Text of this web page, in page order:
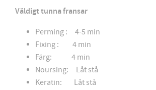
Väldigt tunna fransar
Perming : 4-5 min
Fixing : 4 min
Färg: 4 min
Noursing: Låt stå
Keratin: Låt stå